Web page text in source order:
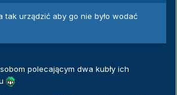
tak urządzić aby go nie było wodać
polecającym dwa kubły ich